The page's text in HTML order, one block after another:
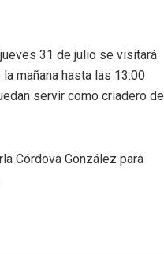
31 de julio se visitará
mañana hasta las 13:00
servir como criadero de
Córdova González para